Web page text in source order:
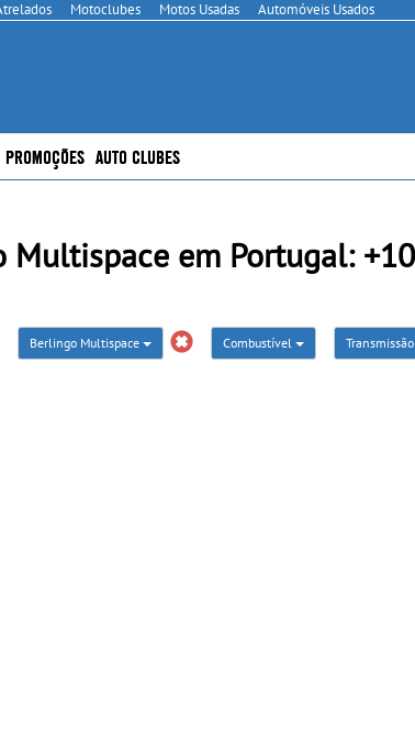
Motoclubes Motos Usadas Automóveis Usados
PROMOÇÕES AUTO CLUBES
Multispace em Portugal:
Berlingo Multispace Combustível Transmissão